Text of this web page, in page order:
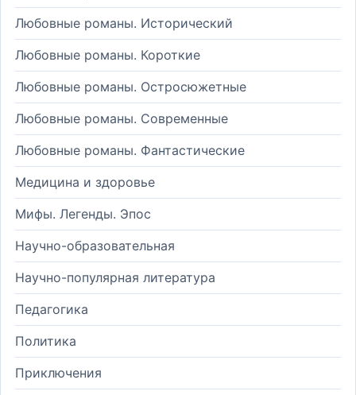
Любовные романы. Исторический
Любовные романы. Короткие
Любовные романы. Остросюжетные
Любовные романы. Современные
Любовные романы. Фантастические
Медицина и здоровье
Мифы. Легенды. Эпос
Научно-образовательная
Научно-популярная литература
Педагогика
Политика
Приключения